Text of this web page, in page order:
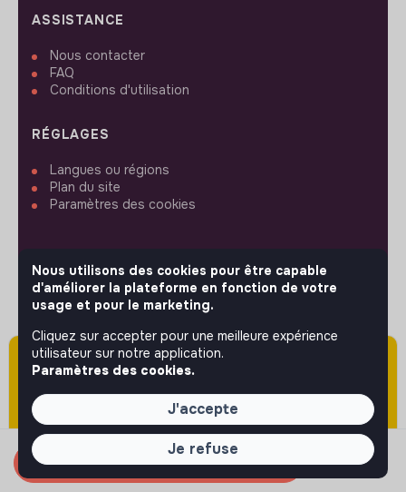
Attention cette annonce a été publiée il y a
plus de 60 jours (le 05/06/2026) et est sans
doute expirée ou non mise à jour.
Candidater
ASSISTANCE
Nous contacter
FAQ
Conditions d'utilisation
RÉGLAGES
Langues ou régions
Plan du site
Paramètres des cookies
SUIVEZ-NOUS
© 2026 jobs that makesense.
Nous utilisons des cookies pour être capable
d'améliorer la plateforme en fonction de votre
usage et pour le marketing.
Cliquez sur accepter pour une meilleure expérience
utilisateur sur notre application.
Paramètres des cookies.
J'accepte
Je refuse